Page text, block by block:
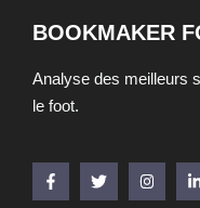
BOOKMAKER
Analyse des meilleurs
le foot.